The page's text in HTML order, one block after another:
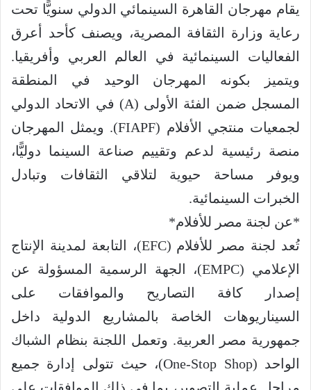
يقام مهرجان القاهرة السينمائي الدولي سنويًّا تحت
رعاية وزارة الثقافة المصرية، ويصنف كأحد أعرق
الفعاليات السينمائية في العالم العربي وأفريقيا.
ويتميز بكونه المهرجان الوحيد في المنطقة
المسجل ضمن الفئة الأولى (A) في الاتحاد الدولي
لجمعيات منتجي الأفلام (FIAPF). ويمثل المهرجان
منصة رئيسية لدعم وتقييم صناعة السينما دوليًّا،
ويوفر مساحة حيوية لتلاقي الثقافات وتبادل
الخبرات السينمائية.
*عن لجنة مصر للأفلام*
تُعد لجنة مصر للأفلام (EFC)، التابعة لمدينة الإنتاج
الإعلامي (EMPC)، الجهة الرسمية المسؤولة عن
إصدار كافة التصاريح والموافقات على
السيناريوهات الخاصة بالمشاريع الدولية داخل
جمهورية مصر العربية. وتعمل اللجنة بنظام الشباك
الواحد (One-Stop Shop)، حيث تتولى إدارة جميع